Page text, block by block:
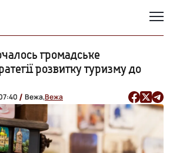
громадське
розвитку туризму до
Вежа,Вежа